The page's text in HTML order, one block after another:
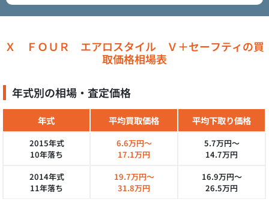
Ｘ ＦＯＵＲ エアロスタイル Ｖ＋セーフティの買
取価格相場表
年式別の相場・査定価格
年式 平均買取価格 平均下取り価格
2015年式
10年落ち
6.6万円～
17.1万円
5.7万円～
14.7万円
2014年式
11年落ち
19.7万円～
31.8万円
16.9万円～
26.5万円